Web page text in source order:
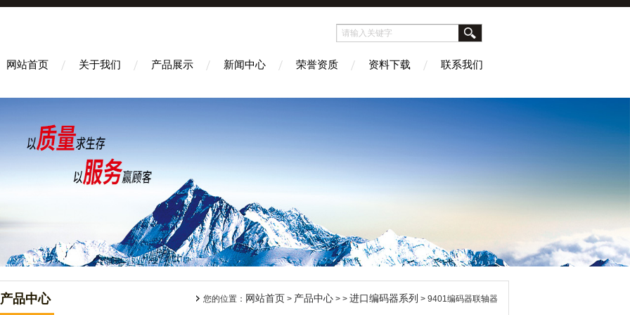
网站首页 关于我们 产品展示 新闻中心 荣誉资质 资料下载 联系我们
产品中心 您的位置： 网站首页 > 产品中心 > > 进口编码器系列 > 9401编码器联轴器